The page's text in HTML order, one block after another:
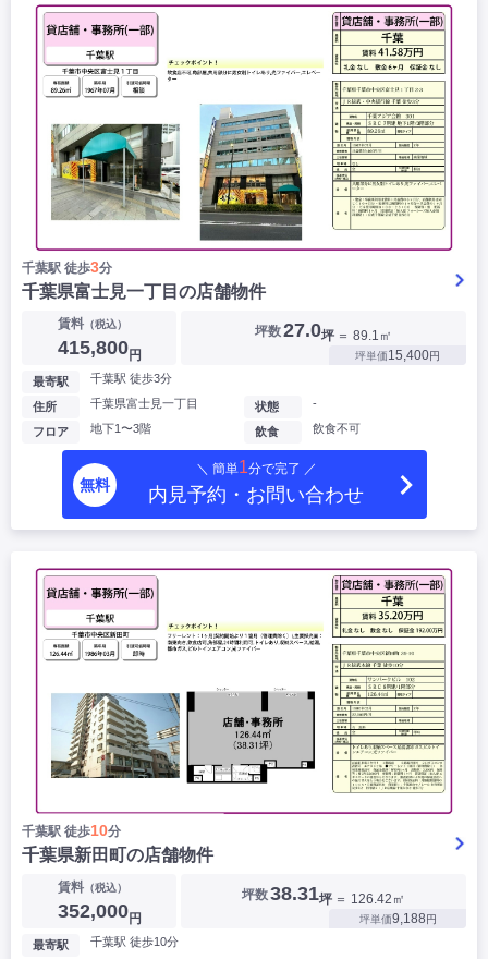
千葉駅 徒歩3分
千葉県富士見一丁目の店舗物件
賃料（税込）
415,800円
坪数27.0坪 ＝ 89.1㎡
坪単価15,400円
最寄駅 千葉駅 徒歩3分
住所 千葉県富士見一丁目
フロア 地下1〜3階
状態 -
飲食 飲食不可
無料
＼ 簡単1分で完了 ／
内見予約・お問い合わせ
千葉駅 徒歩10分
千葉県新田町の店舗物件
賃料（税込）
352,000円
坪数38.31坪 ＝ 126.42㎡
坪単価9,188円
最寄駅 千葉駅 徒歩10分